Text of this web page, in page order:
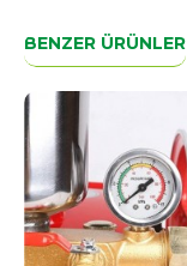
BENZER ÜRÜNLER